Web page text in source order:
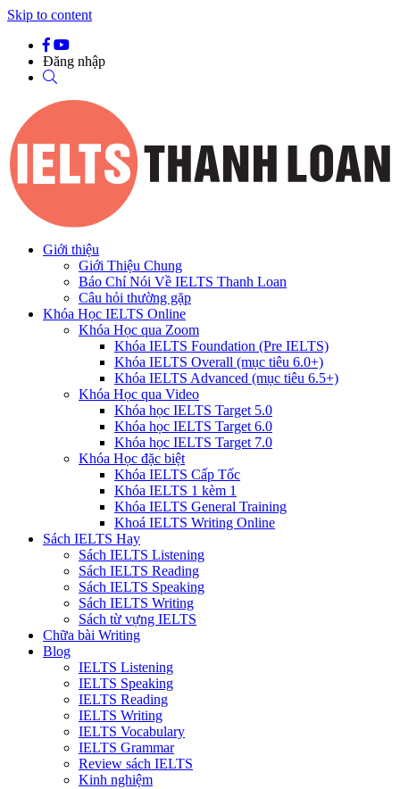
Skip to content
Đăng nhập
Giới thiệu
Giới Thiệu Chung
Báo Chí Nói Về IELTS Thanh Loan
Câu hỏi thường gặp
Khóa Học IELTS Online
Khóa Học qua Zoom
Khóa IELTS Foundation (Pre IELTS)
Khóa IELTS Overall (mục tiêu 6.0+)
Khóa IELTS Advanced (mục tiêu 6.5+)
Khóa Học qua Video
Khóa học IELTS Target 5.0
Khóa học IELTS Target 6.0
Khóa học IELTS Target 7.0
Khóa Học đặc biệt
Khóa IELTS Cấp Tốc
Khóa IELTS 1 kèm 1
Khóa IELTS General Training
Khoá IELTS Writing Online
Sách IELTS Hay
Sách IELTS Listening
Sách IELTS Reading
Sách IELTS Speaking
Sách IELTS Writing
Sách từ vựng IELTS
Chữa bài Writing
Blog
IELTS Listening
IELTS Speaking
IELTS Reading
IELTS Writing
IELTS Vocabulary
IELTS Grammar
Review sách IELTS
Kinh nghiệm